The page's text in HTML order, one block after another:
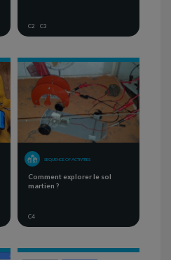
C2 C3
SEQUENCE OF ACTIVITIES
Comment explorer le sol
martien ?
C4